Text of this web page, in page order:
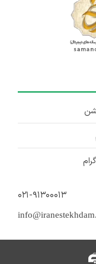
۰۲۱-۹۱۳۰۰۰۱۳